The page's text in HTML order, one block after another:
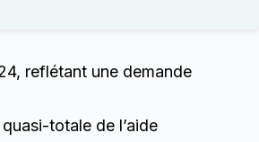
reflétant une demande
totale de l’aide